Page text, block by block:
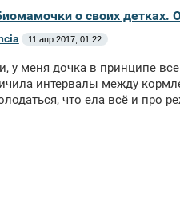
о своих детках.
11 апр 2017, 01:22
у меня дочка в принципе
интервалы между
что ела всё и про